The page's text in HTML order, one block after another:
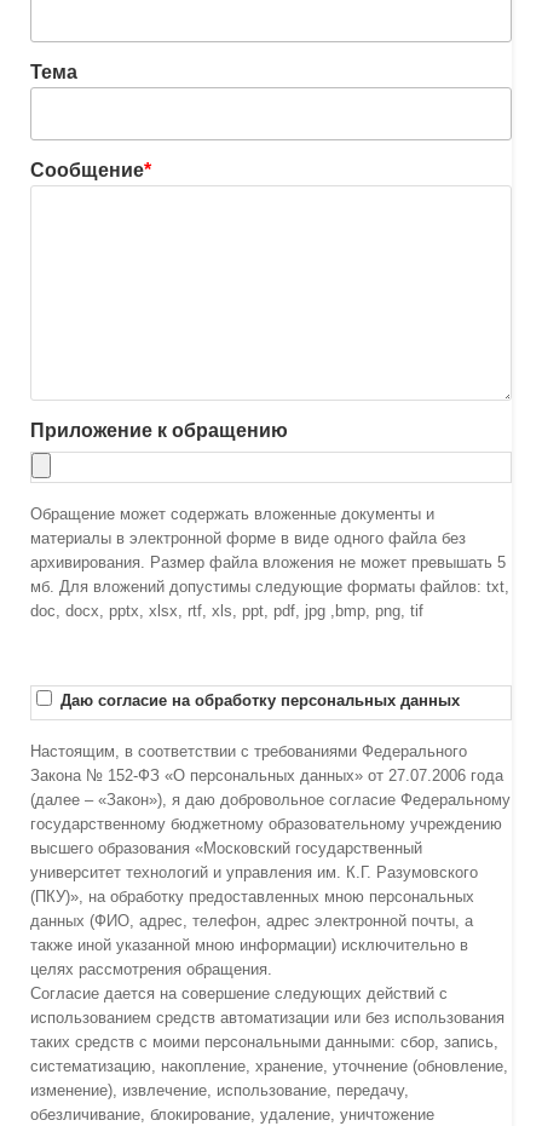
Тема
Сообщение*
Приложение к обращению
Обращение может содержать вложенные документы и
материалы в электронной форме в виде одного файла без
архивирования. Размер файла вложения не может превышать 5
мб. Для вложений допустимы следующие форматы файлов: txt,
doc, docx, pptx, xlsx, rtf, xls, ppt, pdf, jpg ,bmp, png, tif
Даю согласие на обработку персональных данных
Настоящим, в соответствии с требованиями Федерального
Закона № 152-ФЗ «О персональных данных» от 27.07.2006 года
(далее – «Закон»), я даю добровольное согласие Федеральному
государственному бюджетному образовательному учреждению
высшего образования «Московский государственный
университет технологий и управления им. К.Г. Разумовского
(ПКУ)», на обработку предоставленных мною персональных
данных (ФИО, адрес, телефон, адрес электронной почты, а
также иной указанной мною информации) исключительно в
целях рассмотрения обращения.
Согласие дается на совершение следующих действий с
использованием средств автоматизации или без использования
таких средств с моими персональными данными: сбор, запись,
систематизацию, накопление, хранение, уточнение (обновление,
изменение), извлечение, использование, передачу,
обезличивание, блокирование, удаление, уничтожение